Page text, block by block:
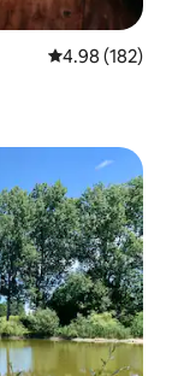
Calificación
4.98 (182)